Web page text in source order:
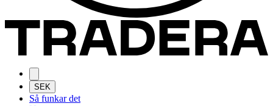
SEK
Så funkar det